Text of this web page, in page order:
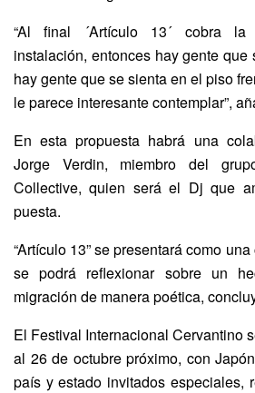
“Al final ´Artículo 13´ cobra
instalación, entonces hay gente que
hay gente que se sienta en el piso
le parece interesante contemplar”,
En esta propuesta habrá una
Jorge Verdin, miembro del
Collective, quien será el Dj que
puesta.
“Artículo 13” se presentará como
se podrá reflexionar sobre un
migración de manera poética,
El Festival Internacional Cervantino
al 26 de octubre próximo, con
país y estado invitados especiales,